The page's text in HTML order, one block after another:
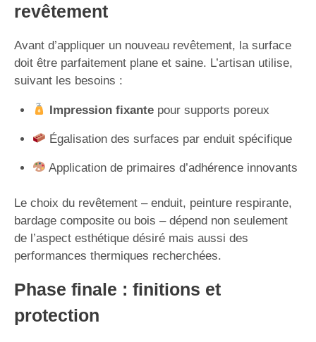
revêtement
Avant d’appliquer un nouveau revêtement, la surface
doit être parfaitement plane et saine. L’artisan utilise,
suivant les besoins :
Impression fixantepour supports poreux
Égalisation des surfaces par enduit spécifique
Application de primaires d’adhérence innovants
Le choix du revêtement – enduit, peinture respirante,
bardage composite ou bois – dépend non seulement
de l’aspect esthétique désiré mais aussi des
performances thermiques recherchées.
Phase finale : finitions et
protection